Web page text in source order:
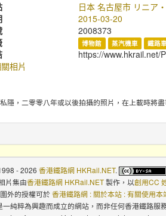
日本 名古屋市 リニア
2015-03-20
2008373
博物館 蒸汽機車 鐵路
https://www.hkrail.net/
相片
隱，二零零八年或以後拍攝的照片，在上載時將
- 2026 香港鐵路網 HKRail.NET.
片集由香港鐵路網 HKRail.NET製作，以創用CC
外的授權可於香港鐵路網 : 關於本站 : 有關使用本
一純粹為興趣而成立的網站，而非任何香港鐵路服